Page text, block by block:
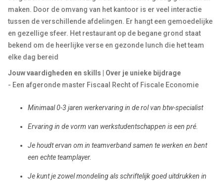
maken. Door de omvang van het kantoor is er veel interactie
tussen de verschillende afdelingen. Er hangt een gemoedelijke
en gezellige sfeer. Het restaurant op de begane grond staat
bekend om de heerlijke verse en gezonde lunch die het team
elke dag bereid
Jouw vaardigheden en skills | Over je unieke bijdrage
- Een afgeronde master Fiscaal Recht of Fiscale Economie
Minimaal 0-3 jaren werkervaring in de rol van btw-specialist
Ervaring in de vorm van werkstudentschappen is een pré.
Je houdt ervan om in teamverband samen te werken en bent
een echte teamplayer.
Je kunt je zowel mondeling als schriftelijk goed uitdrukken in